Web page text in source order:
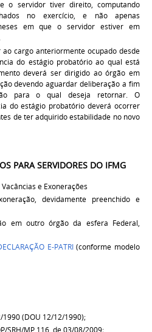
o servidor tiver direito, computando
no exercício, e não apenas
em que o servidor estiver em
cargo anteriormente ocupado desde
do estágio probatório ao qual está
deverá ser dirigido ao órgão em
devendo aguardar deliberação a fim
para o qual deseja retornar. O
do estágio probatório deverá ocorrer
de ter adquirido estabilidade no novo
PARA SERVIDORES DO IFMG
e Exonerações
devidamente preenchido e
em outro órgão da esfera Federal,
E-PATRI(conforme modelo
1990 (DOU 12/12/1990);
SRH/MP 116, de 03/08/2009;